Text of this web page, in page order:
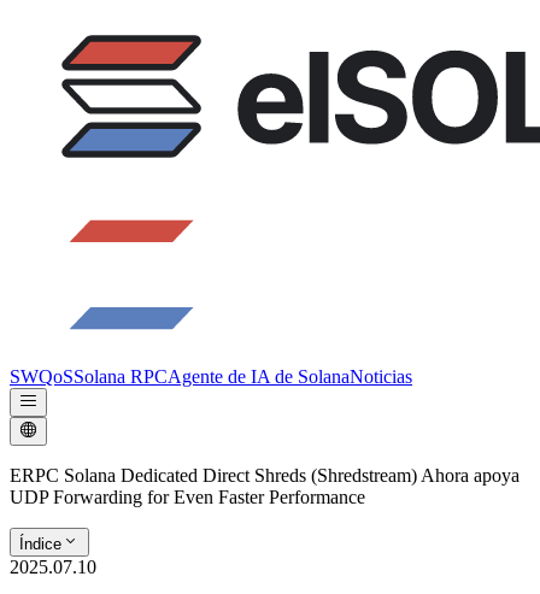
SWQoSSolana RPCAgente de IA de SolanaNoticias
ERPC Solana Dedicated Direct Shreds (Shredstream) Ahora apoya
UDP Forwarding for Even Faster Performance
Índice
2025.07.10